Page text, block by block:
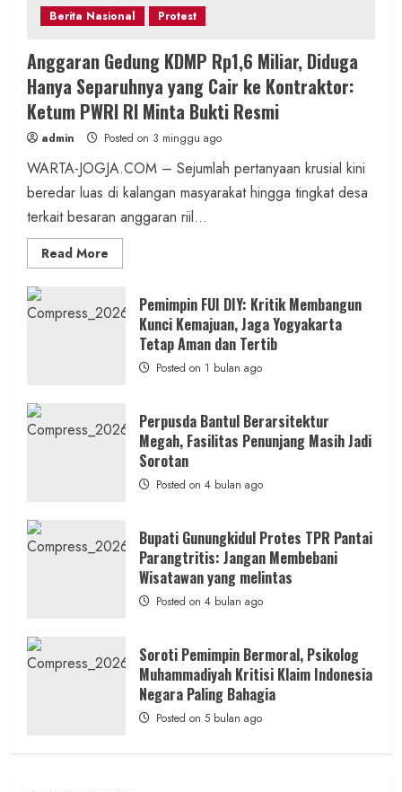
Berita Nasional Protest
Anggaran Gedung KDMP Rp1,6 Miliar, Diduga
Hanya Separuhnya yang Cair ke Kontraktor:
Ketum PWRI RI Minta Bukti Resmi
admin Posted on 3 minggu ago
WARTA-JOGJA.COM – Sejumlah pertanyaan krusial kini
beredar luas di kalangan masyarakat hingga tingkat desa
terkait besaran anggaran riil...
Read More
more
Gedung
KDMP
Rp1,6
Miliar,
Diduga
Hanya
Separuhnya
Kontraktor:
Ketum
PWRI
Minta
Pemimpin FUI DIY: Kritik Membangun
Kunci Kemajuan, Jaga Yogyakarta
Tetap Aman dan Tertib
Posted on 1 bulan ago
Perpusda Bantul Berarsitektur
Megah, Fasilitas Penunjang Masih Jadi
Sorotan
Posted on 4 bulan ago
Bupati Gunungkidul Protes TPR Pantai
Parangtritis: Jangan Membebani
Wisatawan yang melintas
Posted on 4 bulan ago
Soroti Pemimpin Bermoral, Psikolog
Muhammadiyah Kritisi Klaim Indonesia
Negara Paling Bahagia
Posted on 5 bulan ago